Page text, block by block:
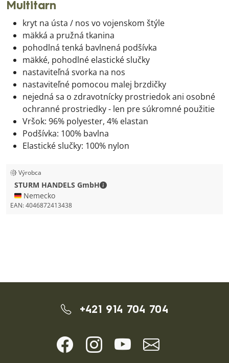
Multitarn
kryt na ústa / nos vo vojenskom štýle
mäkká a pružná tkanina
pohodlná tenká bavlnená podšívka
mäkké, pohodlné elastické slučky
nastaviteľná svorka na nos
nastaviteľné pomocou malej brzdičky
nejedná sa o zdravotnícky prostriedok ani osobné
ochranné prostriedky - len pre súkromné použitie
Vršok: 96% polyester, 4% elastan
Podšívka: 100% bavlna
Elastické slučky: 100% nylon
Výrobca
STURM HANDELS GmbH
STURM HANDELS GmbH -
🇩🇪 Nemecko
EAN:4046872413438
+421 914 704 704